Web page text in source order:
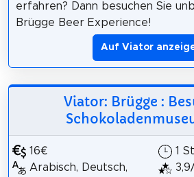
erfahren? Dann besuchen Sie
Brügge Beer Experience!
Auf Viator
Viator: Brügge :
16€
Arabisch, Deutsch,
1